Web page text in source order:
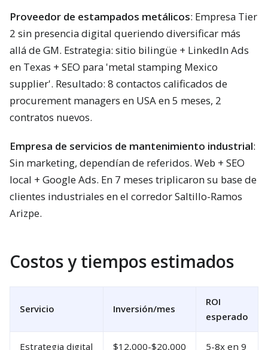
Proveedor de estampados metálicos: Empresa Tier
2 sin presencia digital queriendo diversificar más
allá de GM. Estrategia: sitio bilingüe + LinkedIn Ads
en Texas + SEO para 'metal stamping Mexico
supplier'. Resultado: 8 contactos calificados de
procurement managers en USA en 5 meses, 2
contratos nuevos.
Empresa de servicios de mantenimiento industrial:
Sin marketing, dependían de referidos. Web + SEO
local + Google Ads. En 7 meses triplicaron su base de
clientes industriales en el corredor Saltillo-Ramos
Arizpe.
Costos y tiempos estimados
Servicio Inversión/mes
ROI
esperado
Estrategia digital $12,000-$20,000 5-8x en 9